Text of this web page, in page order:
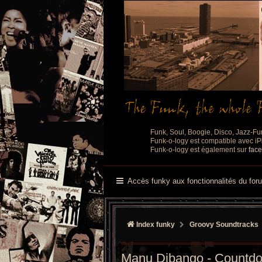
Funk, Soul, Boogie, Disco, Jazz-
Funk-o-logy est compatible avec
Funk-o-logy est également sur
Accès funky aux fonctionnalités du
Index funky Groovy Soundtracks
Manu Dibango -